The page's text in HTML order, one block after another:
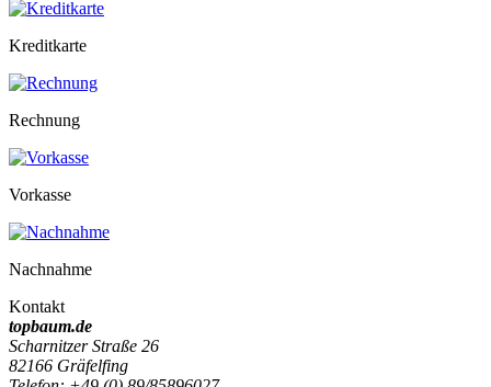
Kreditkarte
Rechnung
Vorkasse
Nachnahme
Kontakt
topbaum.de
Scharnitzer Straße 26
82166 Gräfelfing